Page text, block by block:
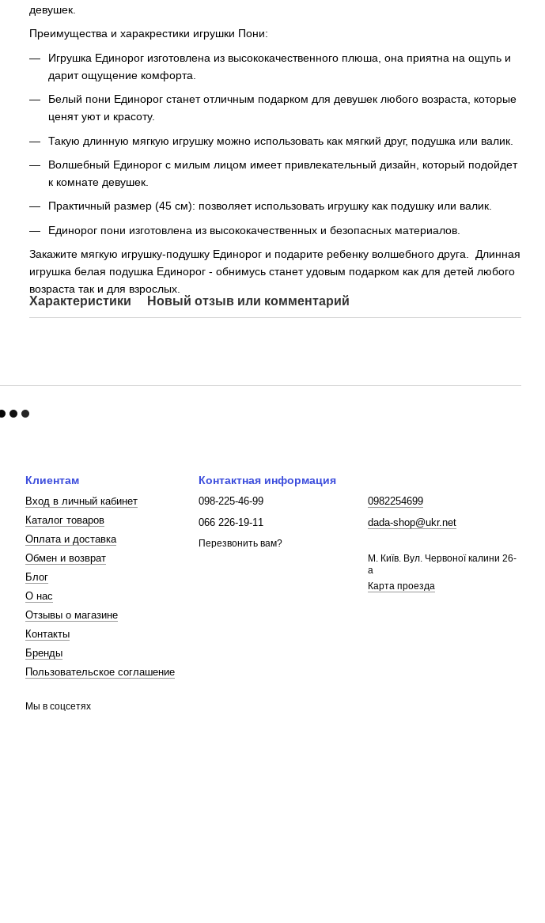
девушек.
Преимущества и харакрестики игрушки Пони:
Игрушка Единорог изготовлена из высококачественного плюша, она приятна на ощупь и
дарит ощущение комфорта.
Белый пони Единорог станет отличным подарком для девушек любого возраста, которые
ценят уют и красоту.
Такую длинную мягкую игрушку можно использовать как мягкий друг, подушка или валик.
Волшебный Единорог с милым лицом имеет привлекательный дизайн, который подойдет
к комнате девушек.
Практичный размер (45 см): позволяет использовать игрушку как подушку или валик.
Единорог пони изготовлена из высококачественных и безопасных материалов.
Закажите мягкую игрушку-подушку Единорог и подарите ребенку волшебного друга. Длинная
игрушка белая подушка Единорог - обнимусь станет удовым подарком как для детей любого
возраста так и для взрослых.
Характеристики Новый отзыв или комментарий
Клиентам
Вход в личный кабинет
Каталог товаров
Оплата и доставка
Обмен и возврат
Блог
О нас
Отзывы о магазине
Контакты
Бренды
Пользовательское соглашение
Мы в соцсетях
Контактная информация
098-225-46-99
066 226-19-11
Перезвонить вам?
0982254699
dada-shop@ukr.net
М. Київ. Вул. Червоної калини 26-
а
Карта проезда